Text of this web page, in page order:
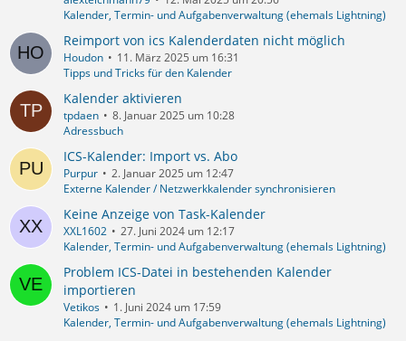
Kalender, Termin- und Aufgabenverwaltung (ehemals Lightning)
Reimport von ics Kalenderdaten nicht möglich
Houdon
11. März 2025 um 16:31
Tipps und Tricks für den Kalender
Kalender aktivieren
tpdaen
8. Januar 2025 um 10:28
Adressbuch
ICS-Kalender: Import vs. Abo
Purpur
2. Januar 2025 um 12:47
Externe Kalender / Netzwerkkalender synchronisieren
Keine Anzeige von Task-Kalender
XXL1602
27. Juni 2024 um 12:17
Kalender, Termin- und Aufgabenverwaltung (ehemals Lightning)
Problem ICS-Datei in bestehenden Kalender
importieren
Vetikos
1. Juni 2024 um 17:59
Kalender, Termin- und Aufgabenverwaltung (ehemals Lightning)